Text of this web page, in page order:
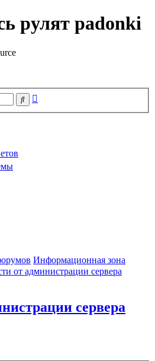
рулят padonki
Поиск
Информационная зона
от администрации сервера
сервера